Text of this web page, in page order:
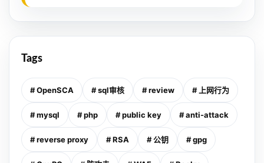
Tags
# OpenSCA # sql审核 # review # 上网行为
# mysql # php # public key # anti-attack
# reverse proxy # RSA # 公钥 # gpg